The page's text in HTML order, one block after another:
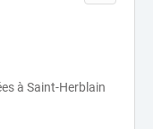
à Saint-Herblain